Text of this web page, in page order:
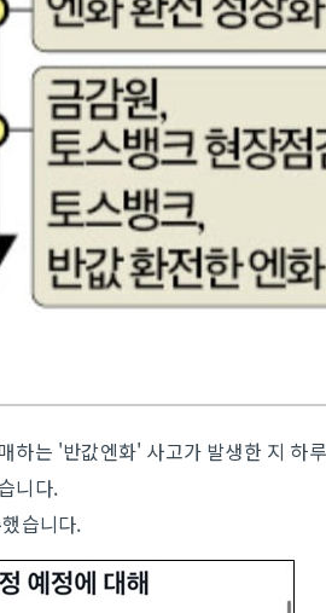
하는 '반값엔화' 사고가 발생한 지 하
니다.
습니다.